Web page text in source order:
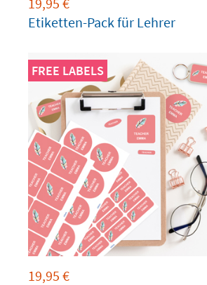
Etiketten-Pack für Lehrer
FREE LABELS
19,95 €